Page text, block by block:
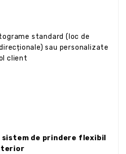
standard (loc de
sau personalizate
client
de prindere flexibil